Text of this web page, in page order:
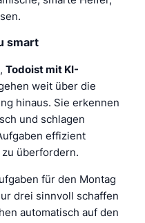
smart
, Todoist mit KI-
weit über die
hinaus. Sie erkennen
und schlagen
effizient
überfordern.
für den Montag
drei sinnvoll schaffen
automatisch auf den